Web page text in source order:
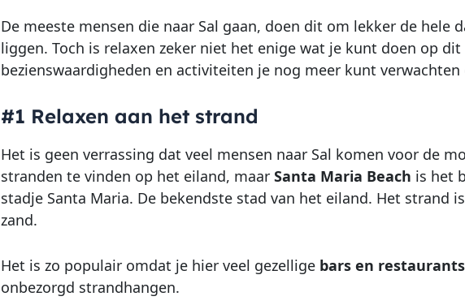
De meeste mensen die naar Sal gaan, doen dit om lekker de hele
liggen. Toch is relaxen zeker niet het enige wat je kunt doen op
bezienswaardigheden en activiteiten je nog meer kunt verwachten
#1 Relaxen aan het strand
Het is geen verrassing dat veel mensen naar Sal komen voor de
stranden te vinden op het eiland, maar Santa Maria Beach is het
stadje Santa Maria. De bekendste stad van het eiland. Het
zand.
Het is zo populair omdat je hier veel gezellige bars en restaurants
onbezorgd strandhangen.